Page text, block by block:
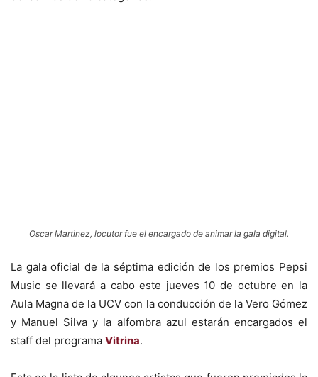
Oscar Martinez, locutor fue el encargado de animar la gala digital.
La gala oficial de la séptima edición de los premios Pepsi
Music se llevará a cabo este jueves 10 de octubre en la
Aula Magna de la UCV con la conducción de la Vero Gómez
y Manuel Silva y la alfombra azul estarán encargados el
staff del programa Vitrina.